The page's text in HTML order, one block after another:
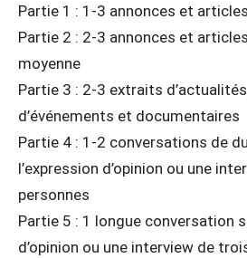
Partie 1 : 1-3 annonces et
Partie 2 : 2-3 annonces et
moyenne
Partie 3 : 2-3 extraits
d’événements et documentaires
Partie 4 : 1-2 conversations de
l’expression d’opinion ou une
personnes
Partie 5 : 1 longue conversation
d’opinion ou une interview de